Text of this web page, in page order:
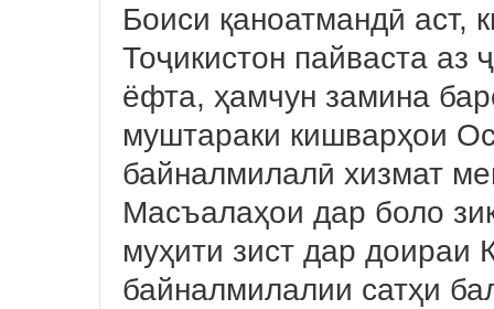
Боиси қаноатмандӣ аст,
Тоҷикистон пайваста аз
ёфта, ҳамчун замина
муштараки кишварҳои
байналмилалӣ хизмат
Масъалаҳои дар боло
муҳити зист дар доираи
байналмилалии сатҳи